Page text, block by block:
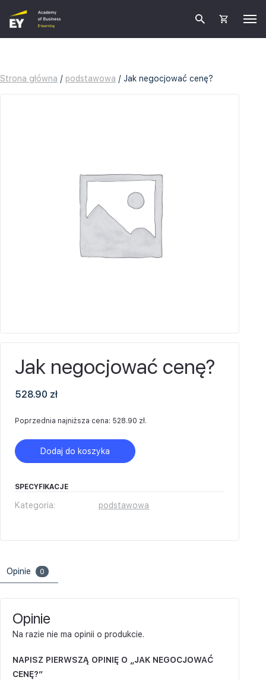
Strona główna / podstawowa / Jak negocjować cenę?
Jak negocjować cenę?
528.90 zł
Poprzednia najniższa cena: 528.90 zł.
Dodaj do koszyka
SPECYFIKACJE
Kategoria: podstawowa
Opinie 0
Opinie
Na razie nie ma opinii o produkcie.
NAPISZ PIERWSZĄ OPINIĘ O „JAK NEGOCJOWAĆ
CENĘ?”